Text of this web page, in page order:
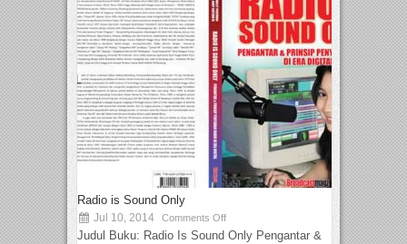
Radio is Sound Only
Jul 10, 2014 Comments Off
Judul Buku: Radio Is Sound Only Pengantar &